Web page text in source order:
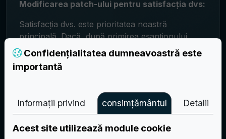
Modificarea patch-ului pentru satisfacția dvs:
Satisfacția dvs. este prioritatea noastră
principală. Dacă, după primirea eșantionului
gratuit, doriți să faceți modificări la design sau la
detaliile patch-urilor dvs. personalizate, suntem
bucuroși să vă ajutăm.
Creativitatea dvs., pasiunea noastră:
La EasyPatch, credem că fiecare plasture ar
trebui să fie o operă de artă unică. Suntem
Confidențialitatea dumneavoastră este
importantă
Informații privind consimțământul Detalii
Acest site utilizează module cookie